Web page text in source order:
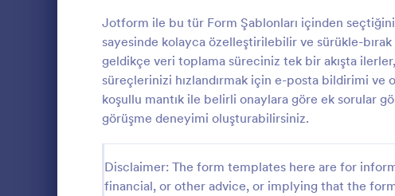
Jotform ile bu tür Form Şablonları içinden
sayesinde kolayca özelleştirilebilir ve sürükle-
geldikçe veri toplama süreciniz tek bir akışta
süreçlerinizi hızlandırmak için e-posta bildirimi ve
koşullu mantık ile belirli onaylara göre ek sorular
görüşme deneyimi oluşturabilirsiniz.
Disclaimer: The form templates here are for
financial, or other advice, or implying that the
kullanmak,
sürecini kesinlikle
gerektirmez.
Go to Category:
Salon Formları
Yaz Kampı Onam Formları 4
Hastane Taburcu Formu 3
Finansman Onay Formları
LCV Formları 36
Randevu Formları